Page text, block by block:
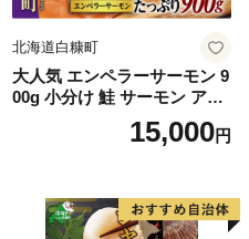
北海道白糠町
大人気 エンペラーサーモン 9
00g 小分け 鮭 サーモン アト
ランティックサーモン 水産
庁長官賞 受賞 さけ シャケ し
満足 美味しい 贈答 生食用 刺
身 お刺身 刺し身 魚介類 海鮮
15,000円